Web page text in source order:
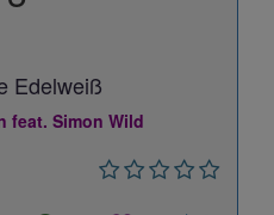
Edelweiß
feat. Simon Wild